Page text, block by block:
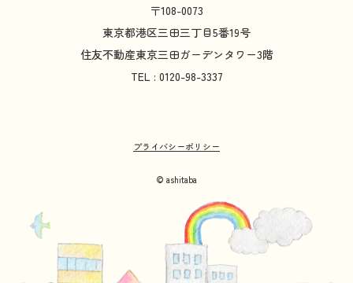
〒108-0073
東京都港区三田三丁目5番19号
住友不動産東京三田ガーデンタワー3階
TEL : 0120-98-3337
プライバシーポリシー
© ashitaba